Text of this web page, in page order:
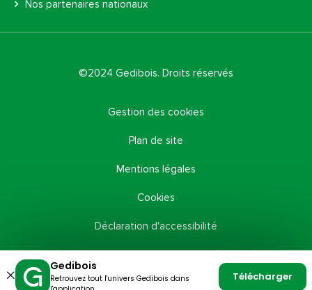
Nos partenaires nationaux
©2024 Gedibois. Droits réservés
Gestion des cookies
Plan de site
Mentions légales
Cookies
Déclaration d'accessibilité
Gedibois
Retrouvez tout l'univers Gedibois dans
Télécharger